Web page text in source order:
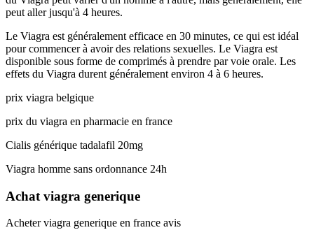
peut aller jusqu'à 4 heures.
Le Viagra est généralement efficace en 30 minutes, ce qui est idéal
pour commencer à avoir des relations sexuelles. Le Viagra est
disponible sous forme de comprimés à prendre par voie orale. Les
effets du Viagra durent généralement environ 4 à 6 heures.
prix viagra belgique
prix du viagra en pharmacie en france
Cialis générique tadalafil 20mg
Viagra homme sans ordonnance 24h
Achat viagra generique
Acheter viagra generique en france avis